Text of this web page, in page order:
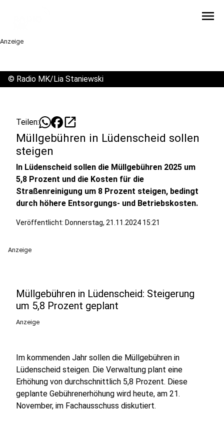
menu
Anzeige
© Radio MK/Lia Staniewski
Teilen: open_in_new
Müllgebühren in Lüdenscheid sollen
steigen
In Lüdenscheid sollen die Müllgebühren 2025 um
5,8 Prozent und die Kosten für die
Straßenreinigung um 8 Prozent steigen, bedingt
durch höhere Entsorgungs- und Betriebskosten.
Veröffentlicht: Donnerstag, 21.11.2024 15:21
Anzeige
Müllgebühren in Lüdenscheid: Steigerung
um 5,8 Prozent geplant
Anzeige
Im kommenden Jahr sollen die Müllgebühren in
Lüdenscheid steigen. Die Verwaltung plant eine
Erhöhung von durchschnittlich 5,8 Prozent. Diese
geplante Gebührenerhöhung wird heute, am 21.
November, im Fachausschuss diskutiert.